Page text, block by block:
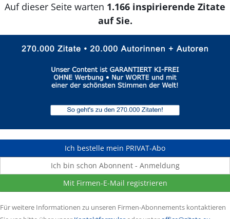
Auf dieser Seite warten 1.166 inspirierende Zitate
auf Sie.
Ich bestelle mein PRIVAT-Abo
Ich bin schon Abonnent - Anmeldung
Mit Firmen-E-Mail registrieren
Für weitere Informationen zu unseren Firmen-Abonnements kontaktieren